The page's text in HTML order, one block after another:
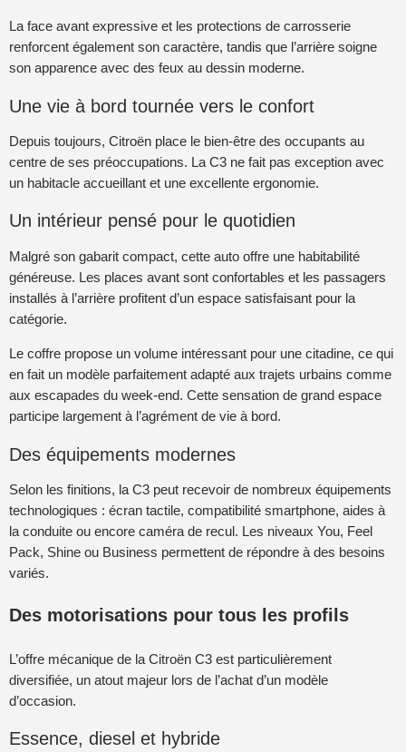
La face avant expressive et les protections de carrosserie
renforcent également son caractère, tandis que l’arrière soigne
son apparence avec des feux au dessin moderne.
Une vie à bord tournée vers le confort
Depuis toujours, Citroën place le bien-être des occupants au
centre de ses préoccupations. La C3 ne fait pas exception avec
un habitacle accueillant et une excellente ergonomie.
Un intérieur pensé pour le quotidien
Malgré son gabarit compact, cette auto offre une habitabilité
généreuse. Les places avant sont confortables et les passagers
installés à l’arrière profitent d’un espace satisfaisant pour la
catégorie.
Le coffre propose un volume intéressant pour une citadine, ce qui
en fait un modèle parfaitement adapté aux trajets urbains comme
aux escapades du week-end. Cette sensation de grand espace
participe largement à l’agrément de vie à bord.
Des équipements modernes
Selon les finitions, la C3 peut recevoir de nombreux équipements
technologiques : écran tactile, compatibilité smartphone, aides à
la conduite ou encore caméra de recul. Les niveaux You, Feel
Pack, Shine ou Business permettent de répondre à des besoins
variés.
Des motorisations pour tous les profils
L’offre mécanique de la Citroën C3 est particulièrement
diversifiée, un atout majeur lors de l’achat d’un modèle
d’occasion.
Essence, diesel et hybride